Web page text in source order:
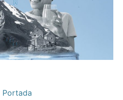
Portada